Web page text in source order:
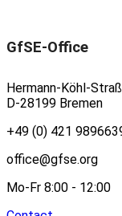
GfSE-Office
Hermann-Köhl-
D-28199 Bremen
+49 (0) 421
office@gfse.org
Mo-Fr 8:00 - 12:00